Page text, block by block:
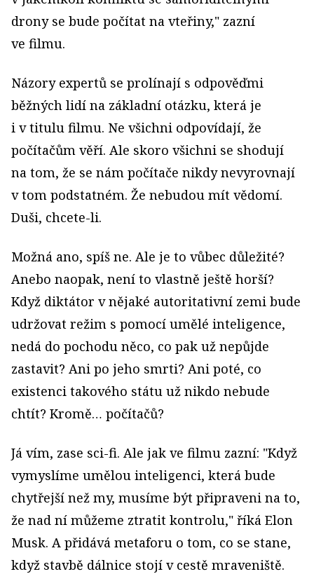
drony se bude počítat na vteřiny," zazní
ve filmu.
Názory expertů se prolínají s odpověďmi
běžných lidí na základní otázku, která je
i v titulu filmu. Ne všichni odpovídají, že
počítačům věří. Ale skoro všichni se shodují
na tom, že se nám počítače nikdy nevyrovnají
v tom podstatném. Že nebudou mít vědomí.
Duši, chcete-li.
Možná ano, spíš ne. Ale je to vůbec důležité?
Anebo naopak, není to vlastně ještě horší?
Když diktátor v nějaké autoritativní zemi bude
udržovat režim s pomocí umělé inteligence,
nedá do pochodu něco, co pak už nepůjde
zastavit? Ani po jeho smrti? Ani poté, co
existenci takového státu už nikdo nebude
chtít? Kromě… počítačů?
Já vím, zase sci-fi. Ale jak ve filmu zazní: "Když
vymyslíme umělou inteligenci, která bude
chytřejší než my, musíme být připraveni na to,
že nad ní můžeme ztratit kontrolu," říká Elon
Musk. A přidává metaforu o tom, co se stane,
když stavbě dálnice stojí v cestě mraveniště.